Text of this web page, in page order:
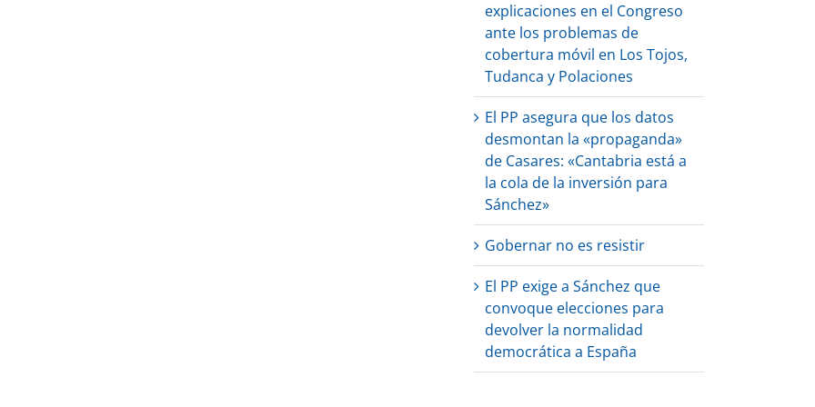
explicaciones en el Congreso
ante los problemas de
cobertura móvil en Los Tojos,
Tudanca y Polaciones
El PP asegura que los datos
desmontan la «propaganda»
de Casares: «Cantabria está a
la cola de la inversión para
Sánchez»
Gobernar no es resistir
El PP exige a Sánchez que
convoque elecciones para
devolver la normalidad
democrática a España